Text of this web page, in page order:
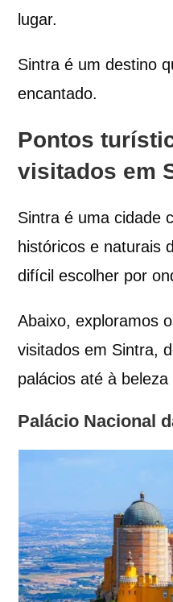
lugar.
Sintra é um destino
encantado.
Pontos
visitados em
Sintra é uma cidade
históricos e naturais
difícil escolher por
Abaixo, exploramos
visitados em Sintra,
palácios até à
Palácio Nacional